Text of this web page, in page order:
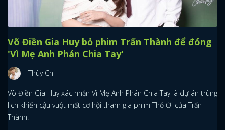
Võ Điền Gia Huy bỏ phim Trấn Thành để đóng
'Vì Mẹ Anh Phán Chia Tay'
Thùy Chi
Võ Điền Gia Huy xác nhận Vì Mẹ Anh Phán Chia Tay là dự án trùng
lịch khiến cậu vuột mất cơ hội tham gia phim Thỏ Ơi của Trấn
Thành.